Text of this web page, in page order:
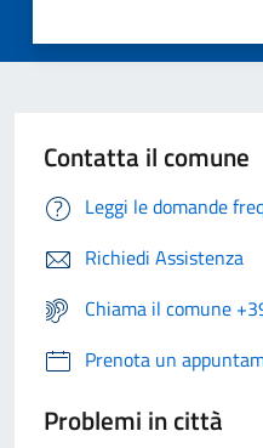
Contatta il comune
Leggi le domande
Richiedi Assistenza
Chiama il comune
Prenota un
Problemi in città